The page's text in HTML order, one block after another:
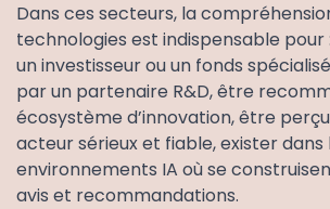
Dans ces secteurs, la
technologies est indispensable
un investisseur ou un fonds
par un partenaire R&D, être
écosystème d’innovation, être
acteur sérieux et fiable, exister dans
environnements IA où se
avis et recommandations.